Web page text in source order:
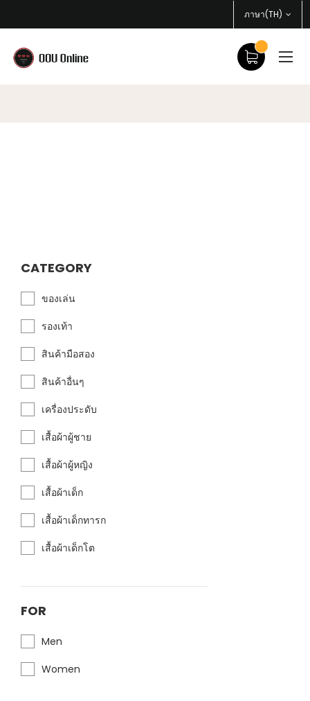
ภาษา(TH)
CATEGORY
ของเล่น
รองเท้า
สินค้ามือสอง
สินค้าอื่นๆ
เครื่องประดับ
เสื้อผ้าผู้ชาย
เสื้อผ้าผู้หญิง
เสื้อผ้าเด็ก
เสื้อผ้าเด็กทารก
เสื้อผ้าเด็กโต
FOR
Men
Women